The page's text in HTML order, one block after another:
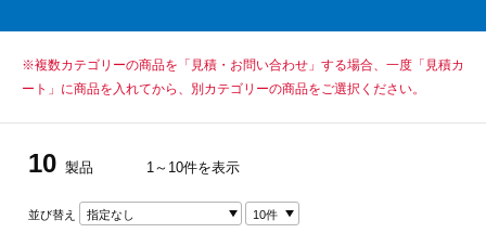
※複数カテゴリーの商品を「見積・お問い合わせ」する場合、一度「見積カ
ート」に商品を入れてから、別カテゴリーの商品をご選択ください。
10 製品 1～10件を表示
並び替え 指定なし 10件